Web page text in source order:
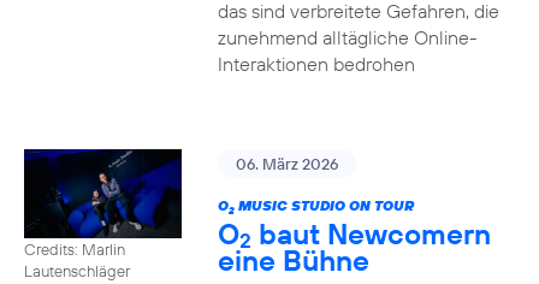
das sind verbreitete Gefahren, die
zunehmend alltägliche Online-
Interaktionen bedrohen
Credits: Marlin
Lautenschläger
06. März 2026
O2MUSIC STUDIO ON TOUR
O2 baut Newcomern
eine Bühne